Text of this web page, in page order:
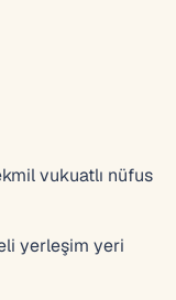
vukuatlı nüfus
yerleşim yeri